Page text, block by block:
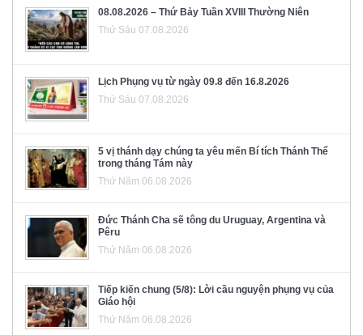
08.08.2026 – Thứ Bảy Tuần XVIII Thường Niên
Thứ Sáu 07.08.2026
Lịch Phụng vụ từ ngày 09.8 đến 16.8.2026
Thứ Sáu 07.08.2026
5 vị thánh dạy chúng ta yêu mến Bí tích Thánh Thể
trong tháng Tám này
Thứ Năm 06.08.2026
Đức Thánh Cha sẽ tông du Uruguay, Argentina và
Pêru
Thứ Năm 06.08.2026
Tiếp kiến chung (5/8): Lời cầu nguyện phụng vụ của
Giáo hội
Thứ Năm 06.08.2026